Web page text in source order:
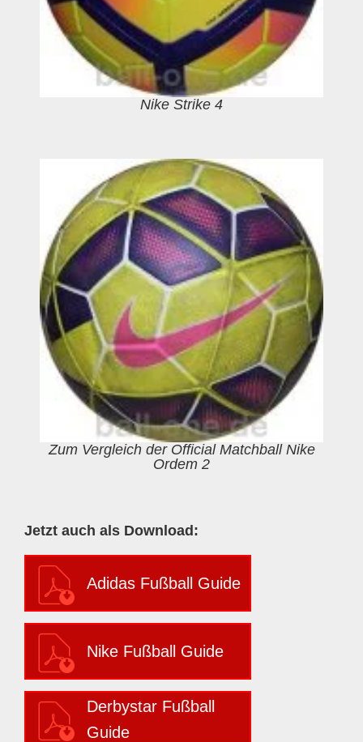
Nike Strike 4
Zum Vergleich der Official Matchball Nike
Ordem 2
Jetzt auch als Download:
Adidas Fußball Guide
Nike Fußball Guide
Derbystar Fußball
Guide